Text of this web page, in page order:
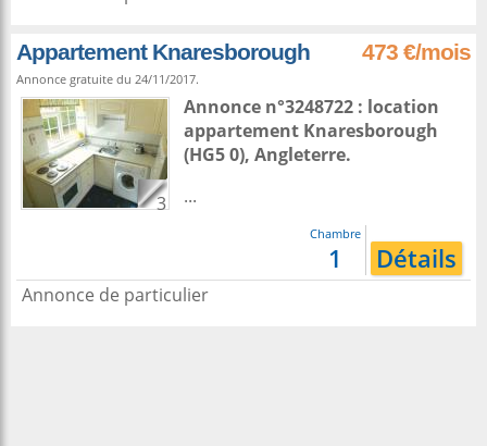
Appartement Knaresborough 473 €/mois
Annonce gratuite du 24/11/2017.
3
Annonce n°3248722 : location
appartement Knaresborough
(HG5 0), Angleterre.
...
Chambre
1 Détails
Annonce de particulier